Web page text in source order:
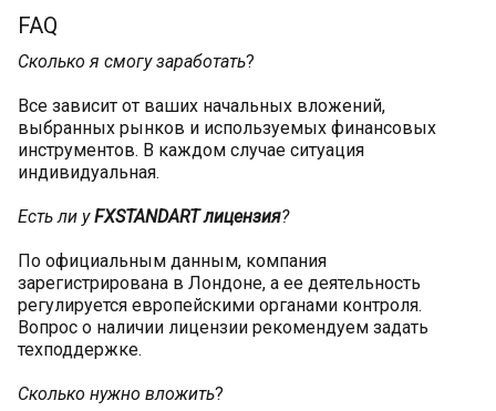
FAQ
Сколько я смогу заработать?
Все зависит от ваших начальных вложений,
выбранных рынков и используемых финансовых
инструментов. В каждом случае ситуация
индивидуальная.
Есть ли уFXSTANDART лицензия?
По официальным данным, компания
зарегистрирована в Лондоне, а ее деятельность
регулируется европейскими органами контроля.
Вопрос о наличии лицензии рекомендуем задать
техподдержке.
Сколько нужно вложить?